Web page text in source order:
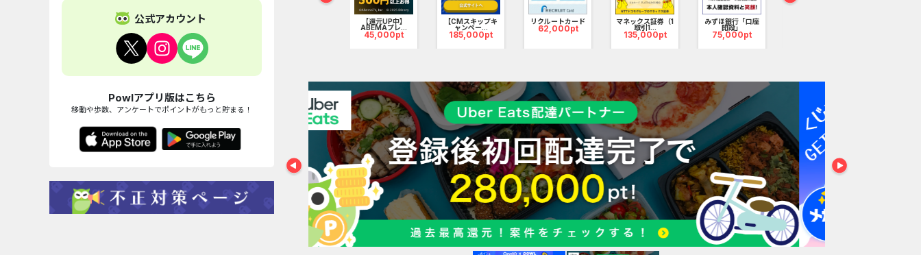
公式アカウント
Powlアプリ版はこちら
移動や歩数、アンケートでポイントがもっと貯まる！
SCL LENDING エポス...
70,000pt 【還元UP中】
ABEMAプレ...
45,000pt
【CMスキップキ
ャンペー...
185,000pt
リクルートカード
62,000pt
マネックス証券（1
取引1...
135,000pt
みずほ銀行「口座
開設」
75,000pt